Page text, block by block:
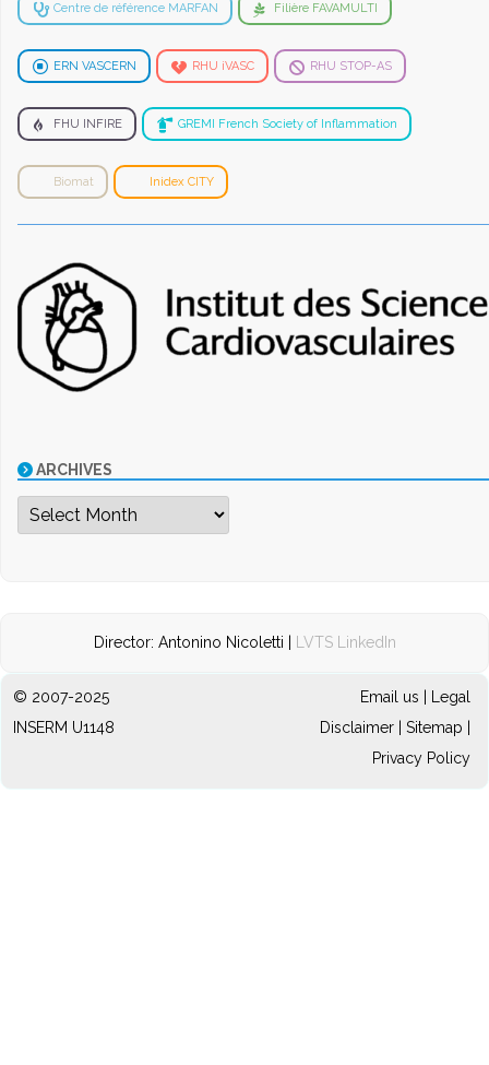
Centre de référence MARFAN Filière FAVAMULTI
ERN VASCERN RHU iVASC RHU STOP-AS
FHU INFIRE GREMI French Society of Inflammation
Biomat Inidex CITY
ARCHIVES
Archives
Director: Antonino Nicoletti | LVTS LinkedIn
© 2007-2025
INSERM U1148
Email us
Legal
Disclaimer| Sitemap
Privacy Policy